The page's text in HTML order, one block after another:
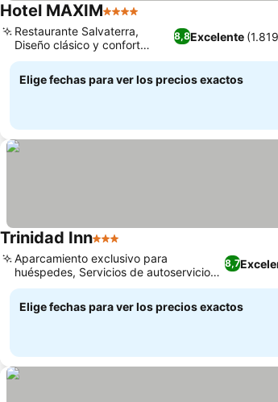
Hotel MAXIM4 Estrellas
8,8Excelente
Restaurante Salvaterra,
Diseño clásico y confort
moderno
Elige fechas para ver los precios exactos
Trinidad Inn3 Estrellas
8,7
Aparcamiento exclusivo para
huéspedes, Servicios de autoservicio
en la habitación
Elige fechas para ver los precios exactos